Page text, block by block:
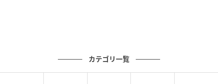
元記事で読む
カテゴリ一覧